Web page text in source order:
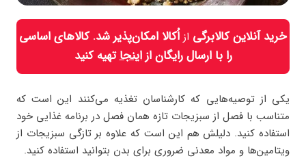
خرید آنلاین کالابرگی از اُکالا امکان‌پذیر شد. کالاهای اساسی
را با ارسال رایگان ازاینجاتهیه کنید
یکی از توصیه‌هایی که کارشناسان تغذیه می‌کنند این است که
متناسب با فصل از سبزیجات تازه همان فصل در برنامه غذایی خود
استفاده کنید. دلیلش هم این است که علاوه بر تازگی سبزیجات از
ویتامین‌ها و مواد معدنی ضروری برای بدن بتوانید استفاده کنید.